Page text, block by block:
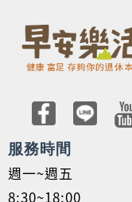
服務時間
週一~週五
8:30~18:00